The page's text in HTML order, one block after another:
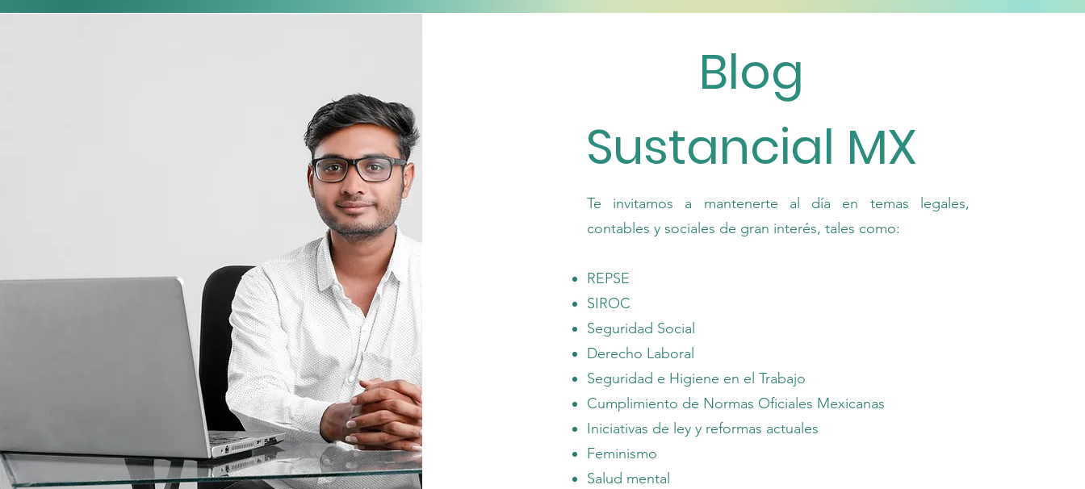
Blog
Sustancial MX
Te invitamos a mantenerte al día en temas legales,
contables y sociales de gran interés, tales como:
REPSE
SIROC
Seguridad Social
Derecho Laboral
Seguridad e Higiene en el Trabajo
Cumplimiento de Normas Oficiales Mexicanas
Iniciativas de ley y reformas actuales
Feminismo
Salud mental